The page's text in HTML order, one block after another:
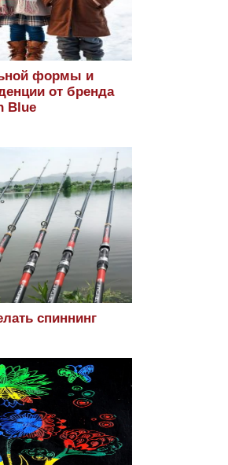
формы и
от бренда
Blue
спиннинг